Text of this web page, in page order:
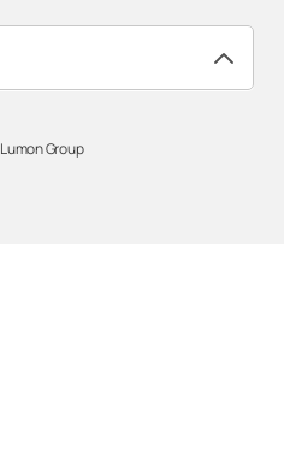
Lumon Group